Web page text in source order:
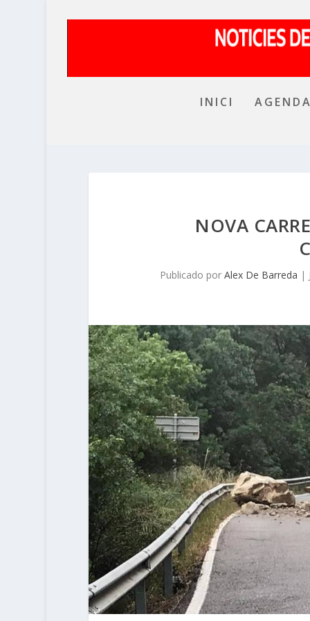
INICI
NOVA
Publicado porAlex De Barreda |